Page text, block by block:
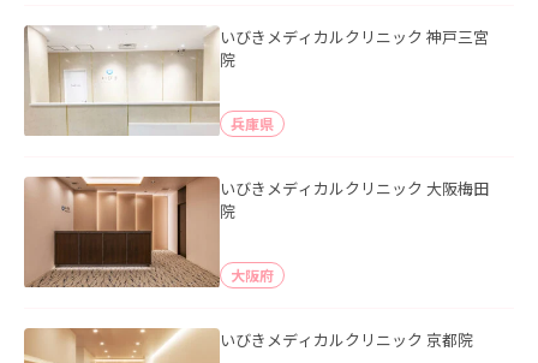
いびきメディカルクリニック 神戸三宮
院
兵庫県
いびきメディカルクリニック 大阪梅田
院
大阪府
いびきメディカルクリニック 京都院